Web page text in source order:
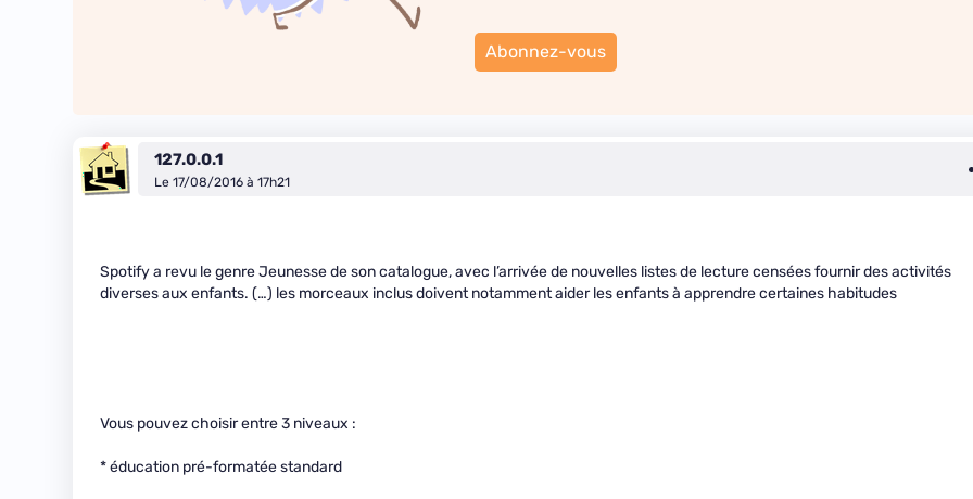
Abonnez-vous
127.0.0.1
Le 17/08/2016 à 17h21
Spotify a revu le genre Jeunesse de son catalogue, avec l’arrivée de nouvelles listes de lecture censées fournir des activités
diverses aux enfants. (…) les morceaux inclus doivent notamment aider les enfants à apprendre certaines habitudes
Vous pouvez choisir entre 3 niveaux :
* éducation pré-formatée standard